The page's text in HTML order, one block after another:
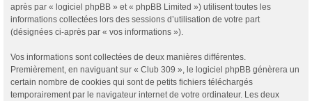
après par « logiciel phpBB » et « phpBB Limited ») utilisent toutes les
informations collectées lors des sessions d’utilisation de votre part
(désignées ci-après par « vos informations »).
Vos informations sont collectées de deux manières différentes.
Premièrement, en naviguant sur « Club 309 », le logiciel phpBB génèrera un
certain nombre de cookies qui sont de petits fichiers téléchargés
temporairement par le navigateur internet de votre ordinateur. Les deux